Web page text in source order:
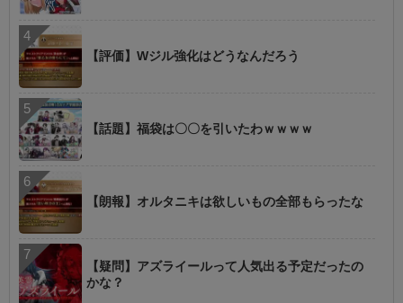
【評価】Wジル強化はどうなんだろう
【話題】福袋は〇〇を引いたわｗｗｗｗ
【朗報】オルタニキは欲しいもの全部もらったな
【疑問】アズライールって人気出る予定だったの
かな？